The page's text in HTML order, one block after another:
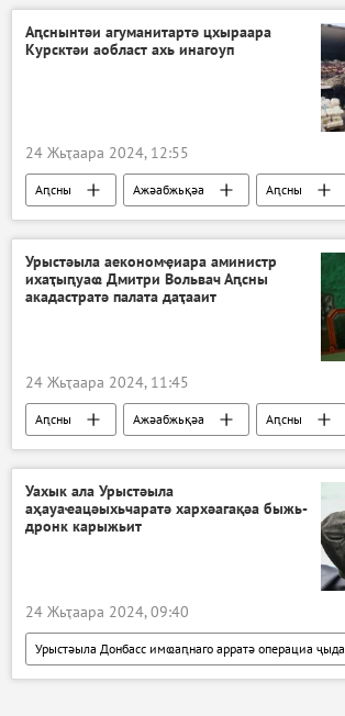
Аԥснынтәи агуманитартә цхыраара
Курсктәи аобласт ахь инагоуп
24 Жьҭаара 2024, 12:55
Аԥсны Ажәабжьқәа Аԥсны
Урыстәыла аекономҿиара аминистр
ихаҭыԥуаҩ Дмитри Вольвач Аԥсны
акадастратә палата даҭааит
24 Жьҭаара 2024, 11:45
Аԥсны Ажәабжьқәа
Аԥсны
Аекономика
Уахык ала Урыстәыла
аҳауаҽацәыхьчаратә хархәагақәа быжь-
дронк карыжьит
24 Жьҭаара 2024, 09:40
Урыстәыла Донбасс имҩаԥнаго арратә операциа ҷыда
Ажәабжьқәа
Украина